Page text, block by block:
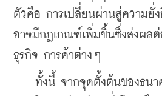
ตัวคือ การเปลี่ยนผ่านสู่ความยั่
อาจมีกฏเกณฑ์เพิ่มขึ้นซึ่งส่งผล
ธุรกิจ การค้าต่างๆ
ทั้งนี้ จากจุดตั้งต้นของธนา